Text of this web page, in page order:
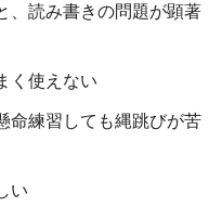
、読み書きの問題が顕著
く使えない
命練習しても縄跳びが苦
い